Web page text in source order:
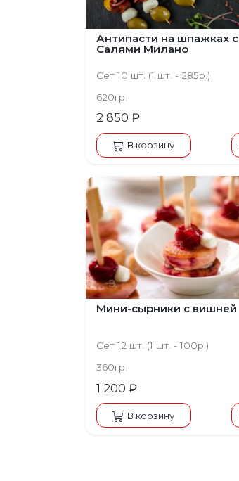
Антипасти на шпажках с
Салями Милано
Cет 10 шт. (1 шт. - 285р.)
620гр.
2 850 ₽
В корзину
Мини-сырники с вишней
Сет 12 шт. (1 шт. - 100р.)
360гр.
1 200 ₽
В корзину